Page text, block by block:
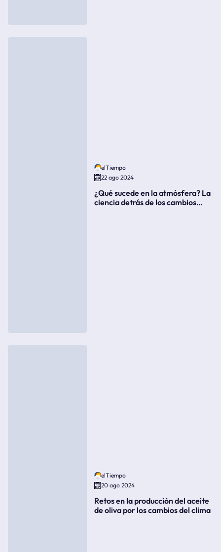
elTiempo
22 ago 2024
¿Qué sucede en la atmósfera? La
ciencia detrás de los cambios
elTiempo
20 ago 2024
Retos en la producción del aceite
de oliva por los cambios del clima